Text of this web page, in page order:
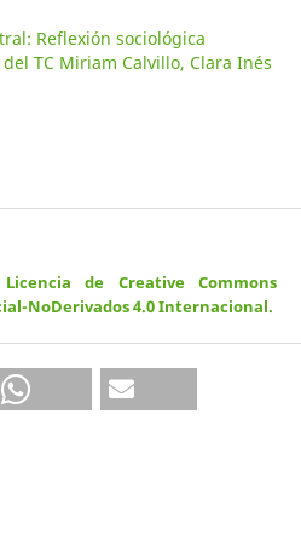
Reflexión sociológica
TC Miriam Calvillo, Clara Inés
Licencia de Creative Commons
NoDerivados 4.0 Internacional.